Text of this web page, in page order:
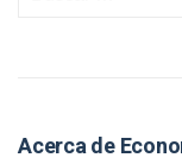
Acerca de